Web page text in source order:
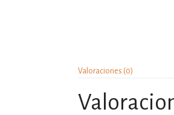
Valoraciones (0)